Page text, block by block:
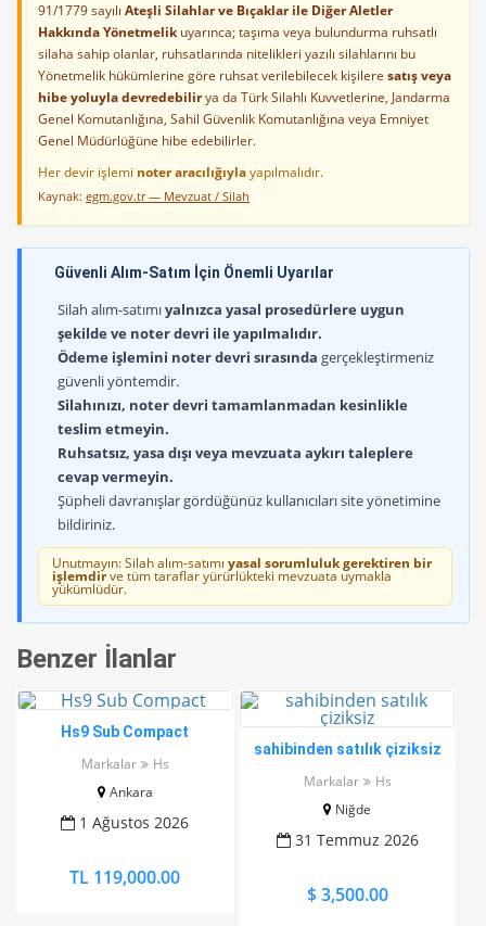
91/1779 sayılı Ateşli Silahlar ve Bıçaklar ile Diğer Aletler
Hakkında Yönetmelikuyarınca; taşıma veya bulundurma ruhsatlı
silaha sahip olanlar, ruhsatlarında nitelikleri yazılı silahlarını bu
Yönetmelik hükümlerine göre ruhsat verilebilecek kişilere satış veya
hibe yoluyla devredebilirya da Türk Silahlı Kuvvetlerine, Jandarma
Genel Komutanlığına, Sahil Güvenlik Komutanlığına veya Emniyet
Genel Müdürlüğüne hibe edebilirler.
Her devir işlemi noter aracılığıylayapılmalıdır.
Kaynak: egm.gov.tr — Mevzuat / Silah
Güvenli Alım-Satım İçin Önemli Uyarılar
Silah alım-satımıyalnızca yasal prosedürlere uygun
şekilde ve noter devri ile yapılmalıdır.
Ödeme işlemini noter devri sırasında gerçekleştirmeniz
güvenli yöntemdir.
Silahınızı, noter devri tamamlanmadan kesinlikle
teslim etmeyin.
Ruhsatsız, yasa dışı veya mevzuata aykırı taleplere
cevap vermeyin.
Şüpheli davranışlar gördüğünüz kullanıcıları site yönetimine
bildiriniz.
Unutmayın: Silah alım-satımı yasal sorumluluk gerektiren bir
işlemdirve tüm taraflar yürürlükteki mevzuata uymakla
yükümlüdür.
Benzer İlanlar
Hs9 Sub Compact
Markalar
Hs
Ankara
1 Ağustos 2026
TL 119,000.00
sahibinden satılık çiziksiz
Markalar
Hs
Niğde
31 Temmuz 2026
$ 3,500.00